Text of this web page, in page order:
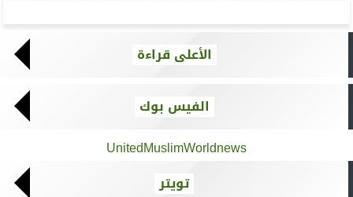
الأعلى قراءة
الفيس بوك
UnitedMuslimWorldnews
تويتر